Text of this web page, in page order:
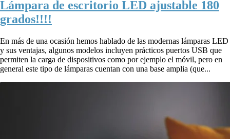
Lámpara de escritorio LED ajustable 180
grados!!!!
En más de una ocasión hemos hablado de las modernas lámparas LED
y sus ventajas, algunos modelos incluyen prácticos puertos USB que
permiten la carga de dispositivos como por ejemplo el móvil, pero en
general este tipo de lámparas cuentan con una base amplia (que...